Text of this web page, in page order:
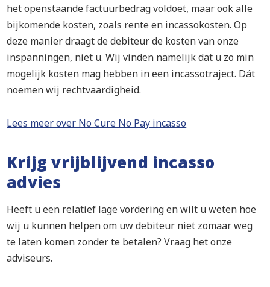
het openstaande factuurbedrag voldoet, maar ook alle
bijkomende kosten, zoals rente en incassokosten. Op
deze manier draagt de debiteur de kosten van onze
inspanningen, niet u. Wij vinden namelijk dat u zo min
mogelijk kosten mag hebben in een incassotraject. Dát
noemen wij rechtvaardigheid.
Lees meer over No Cure No Pay incasso
Krijg vrijblijvend incasso
advies
Heeft u een relatief lage vordering en wilt u weten hoe
wij u kunnen helpen om uw debiteur niet zomaar weg
te laten komen zonder te betalen? Vraag het onze
adviseurs.